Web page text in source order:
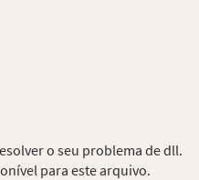
o seu problema de dll.
para este arquivo.